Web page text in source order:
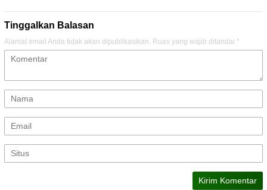
Tinggalkan Balasan
Alamat email Anda tidak akan dipublikasikan. Ruas yang wajib ditandai *